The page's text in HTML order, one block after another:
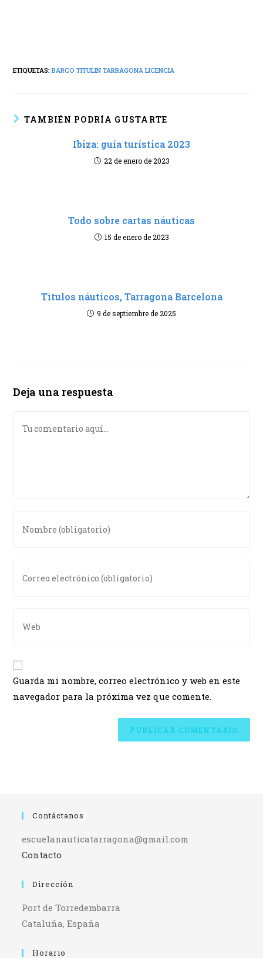
ETIQUETAS:BARCO TITULIN TARRAGONA LICENCIA
TAMBIÉN PODRÍA GUSTARTE
Ibiza: guía turística 2023
22 de enero de 2023
Todo sobre cartas náuticas
15 de enero de 2023
Títulos náuticos, Tarragona Barcelona
9 de septiembre de 2025
Deja una respuesta
Guarda mi nombre, correo electrónico y web en este
navegador para la próxima vez que comente.
Contáctanos
escuelanauticatarragona@gmail.com
Contacto
Dirección
Port de Torredembarra
Cataluña, España
Horario